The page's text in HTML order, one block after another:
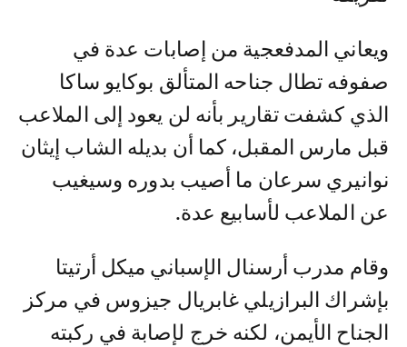
ويعاني المدفعجية من إصابات عدة في
صفوفه تطال جناحه المتألق بوكايو ساكا
الذي كشفت تقارير بأنه لن يعود إلى الملاعب
قبل مارس المقبل، كما أن بديله الشاب إيثان
نوانيري سرعان ما أصيب بدوره وسيغيب
عن الملاعب لأسابيع عدة.
وقام مدرب أرسنال الإسباني ميكل أرتيتا
بإشراك البرازيلي غابريال جيزوس في مركز
الجناح الأيمن، لكنه خرج لإصابة في ركبته